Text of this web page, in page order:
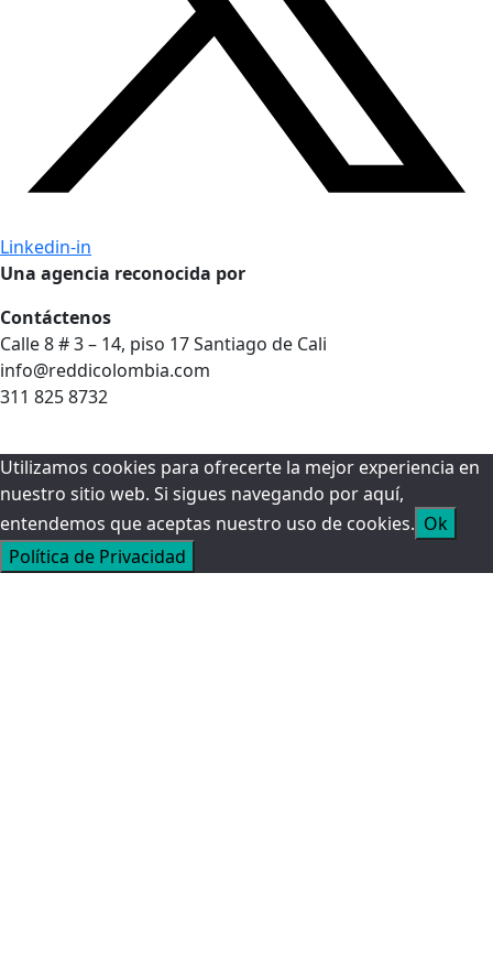
Linkedin-in
Una agencia reconocida por
Contáctenos
Calle 8 # 3 – 14, piso 17 Santiago de Cali
info@reddicolombia.com
311 825 8732
Utilizamos cookies para ofrecerte la mejor experiencia en
nuestro sitio web. Si sigues navegando por aquí,
entendemos que aceptas nuestro uso de cookies. Ok
Política de Privacidad